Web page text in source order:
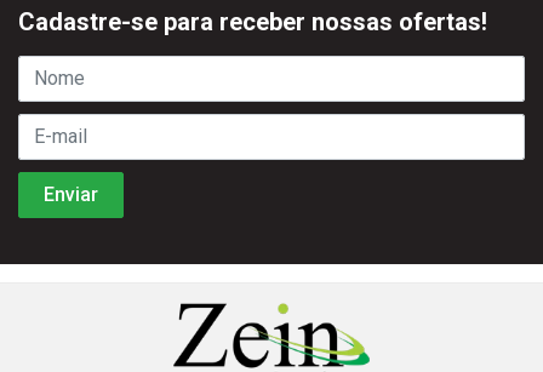
Cadastre-se para receber nossas ofertas!